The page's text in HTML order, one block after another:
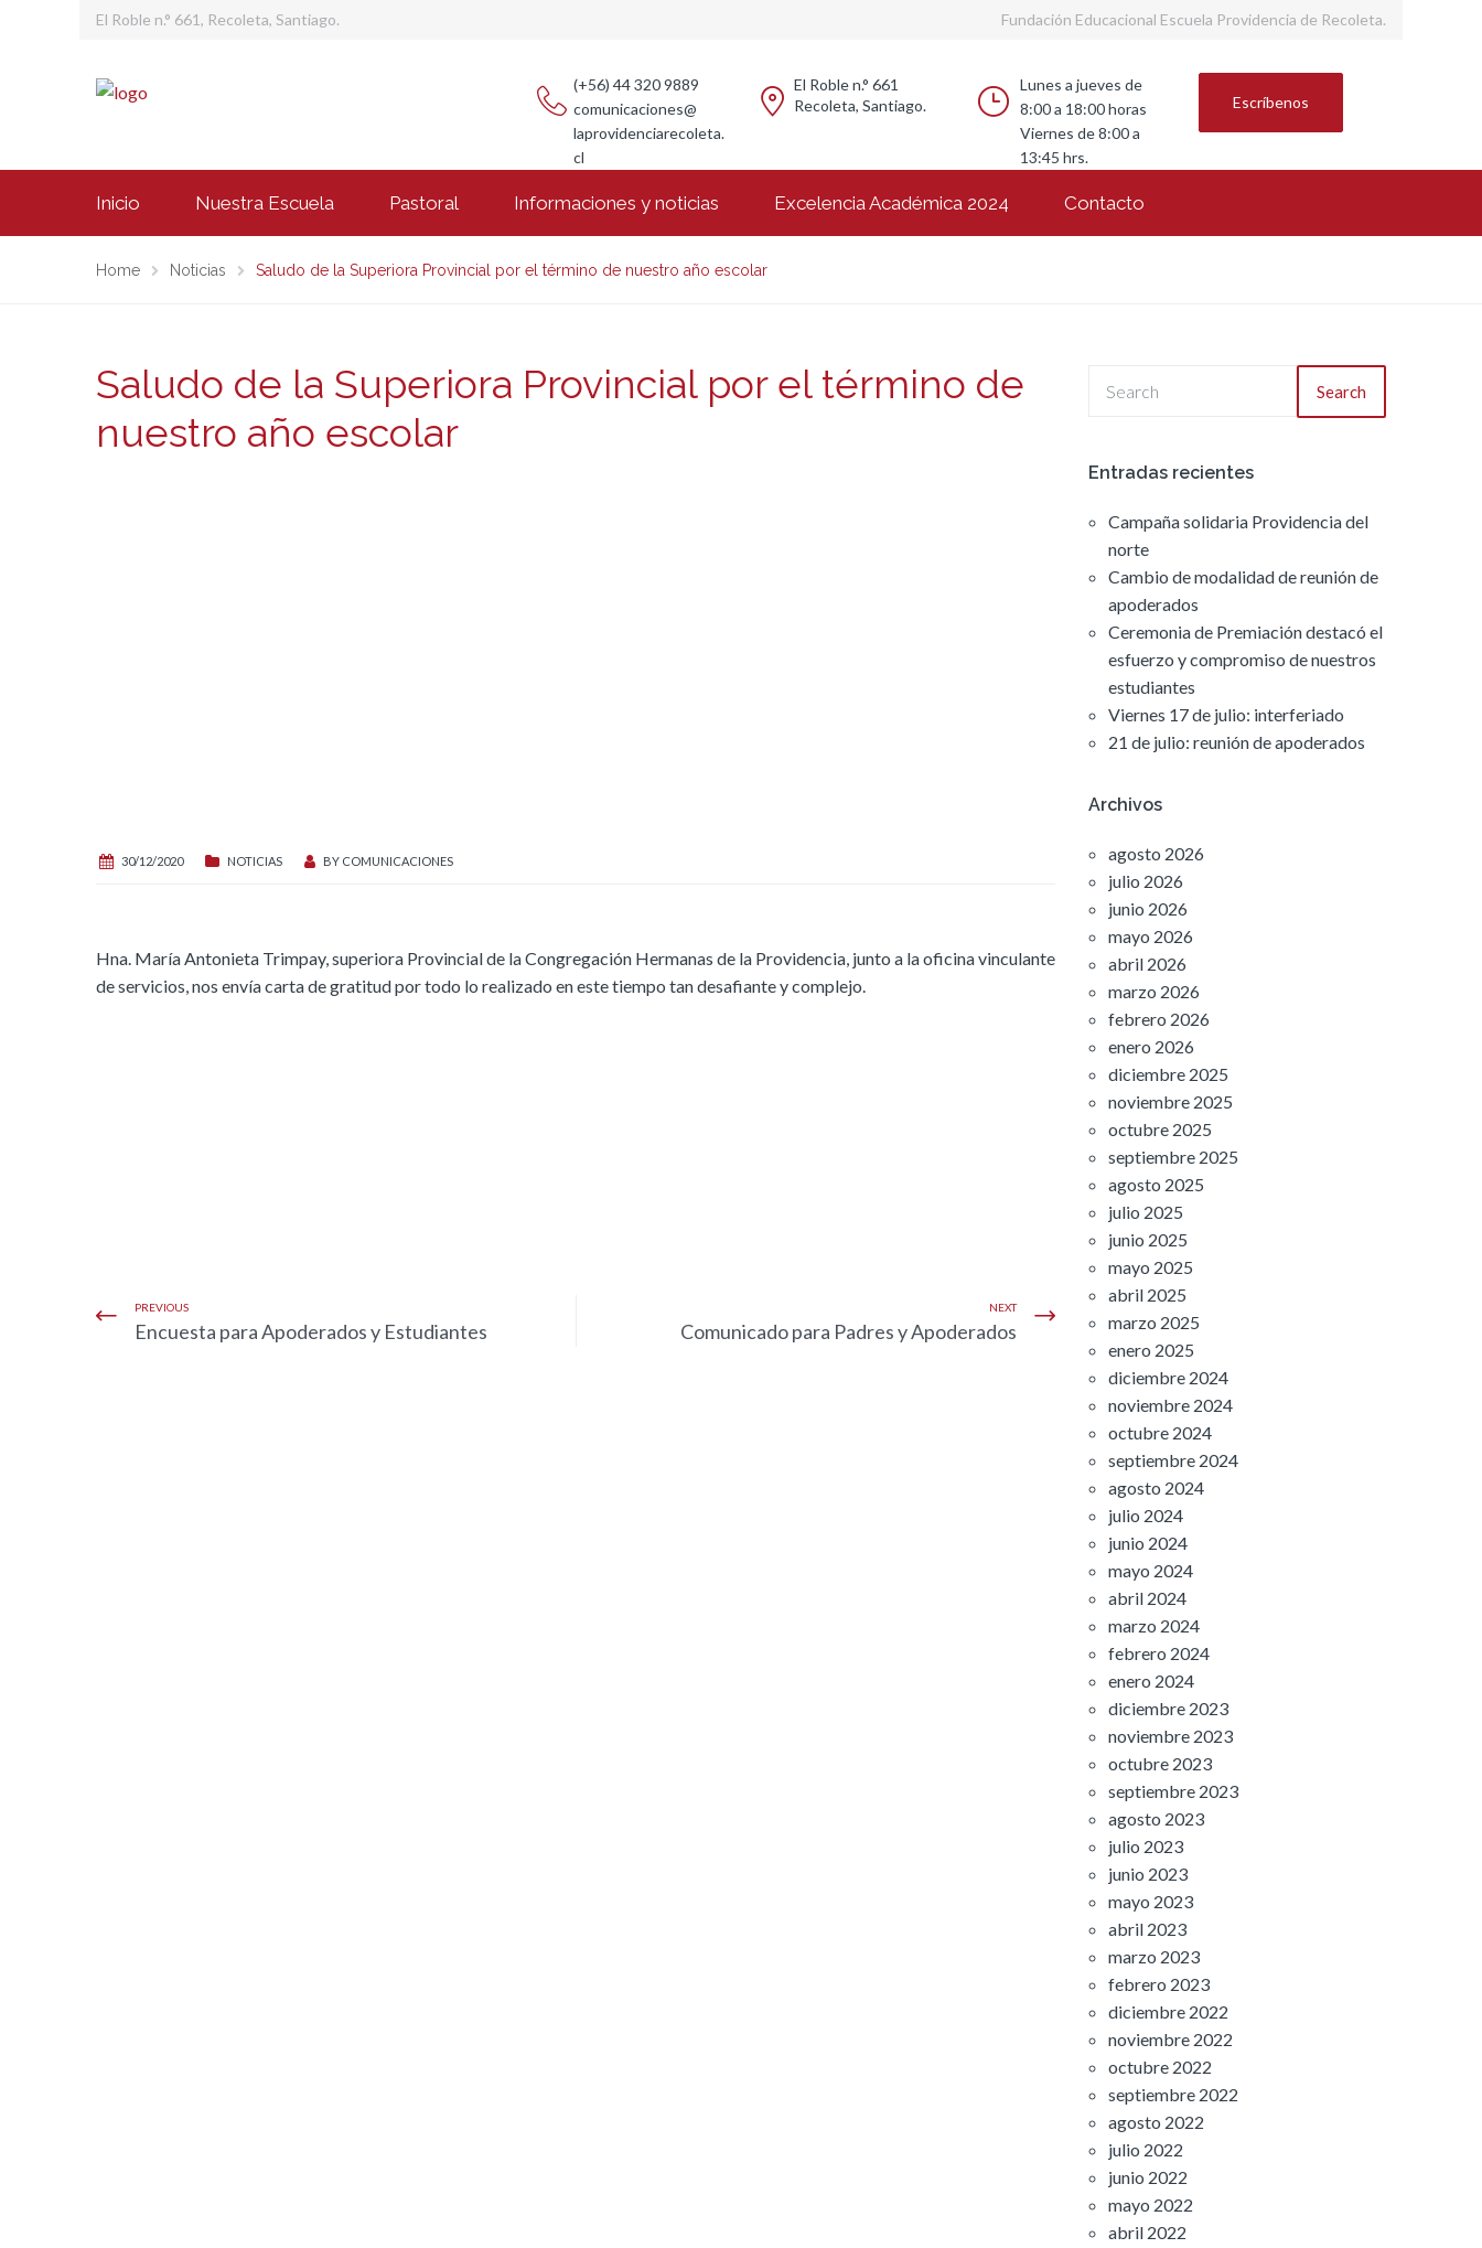
El Roble n.° 661, Recoleta, Santiago. Fundación Educacional Escuela Providencia de Recoleta.
(+56) 44 320 9889
comunicaciones@
laprovidenciarecoleta.
cl
El Roble n.° 661
Recoleta, Santiago.
Lunes a jueves de
8:00 a 18:00 horas
Viernes de 8:00 a
13:45 hrs.
Escríbenos
Inicio Nuestra Escuela Pastoral Informaciones y noticias Excelencia Académica 2024 Contacto
Home Noticias Saludo de la Superiora Provincial por el término de nuestro año escolar
Saludo de la Superiora Provincial por el término de
nuestro año escolar
30/12/2020 NOTICIAS BY COMUNICACIONES
Hna. María Antonieta Trimpay, superiora Provincial de la Congregación Hermanas de la Providencia, junto a la oficina vinculante
de servicios, nos envía carta de gratitud por todo lo realizado en este tiempo tan desafiante y complejo.
PREVIOUS
Encuesta para Apoderados y Estudiantes
NEXT
Comunicado para Padres y Apoderados
Search
Entradas recientes
Campaña solidaria Providencia del
norte
Cambio de modalidad de reunión de
apoderados
Ceremonia de Premiación destacó el
esfuerzo y compromiso de nuestros
estudiantes
Viernes 17 de julio: interferiado
21 de julio: reunión de apoderados
Archivos
agosto 2026
julio 2026
junio 2026
mayo 2026
abril 2026
marzo 2026
febrero 2026
enero 2026
diciembre 2025
noviembre 2025
octubre 2025
septiembre 2025
agosto 2025
julio 2025
junio 2025
mayo 2025
abril 2025
marzo 2025
enero 2025
diciembre 2024
noviembre 2024
octubre 2024
septiembre 2024
agosto 2024
julio 2024
junio 2024
mayo 2024
abril 2024
marzo 2024
febrero 2024
enero 2024
diciembre 2023
noviembre 2023
octubre 2023
septiembre 2023
agosto 2023
julio 2023
junio 2023
mayo 2023
abril 2023
marzo 2023
febrero 2023
diciembre 2022
noviembre 2022
octubre 2022
septiembre 2022
agosto 2022
julio 2022
junio 2022
mayo 2022
abril 2022